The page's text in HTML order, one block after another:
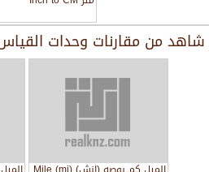
شاهد من مقارنات وحدات